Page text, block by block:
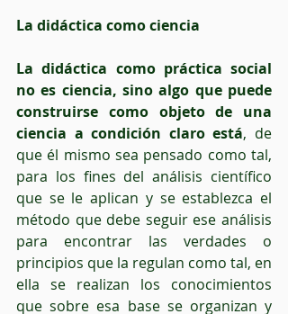
La didáctica como ciencia
La didáctica como práctica social
no es ciencia, sino algo que puede
construirse como objeto de una
ciencia a condición claro está, de
que él mismo sea pensado como tal,
para los fines del análisis científico
que se le aplican y se establezca el
método que debe seguir ese análisis
para encontrar las verdades o
principios que la regulan como tal, en
ella se realizan los conocimientos
que sobre esa base se organizan y